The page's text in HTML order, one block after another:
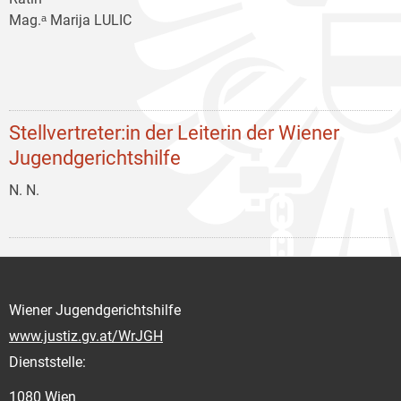
Mag.ᵃ Marija LULIC
Stellvertreter:in der Leiterin der Wiener
Jugendgerichtshilfe
N. N.
Wiener Jugendgerichtshilfe
www.justiz.gv.at/WrJGH
Dienststelle:
1080 Wien